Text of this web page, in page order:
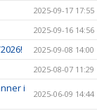
2025-09-17 17:55
2025-09-16 14:56
2025-09-08 14:00
2025-08-07 11:29
i
2025-06-09 14:44